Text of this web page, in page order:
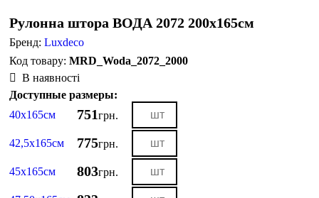
Рулонна штора ВОДА 2072 200х165см
Бренд:Luxdeco
MRD_Woda_2072_2000
В наявності
Доступные размеры:
40х165см
751грн.
42,5х165см 775грн.
45х165см 803грн.